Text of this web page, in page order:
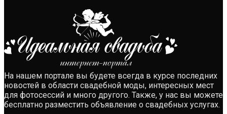
На нашем портале вы будете всегда в курсе последних
новостей в области свадебной моды, интересных мест
для фотосессий и много другого. Также, у нас вы можете
бесплатно разместить объявление о свадебных услугах.